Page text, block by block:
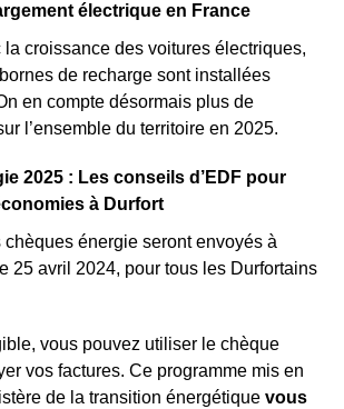
électrique en France
la croissance des voitures électriques,
de recharge sont installées
en compte désormais plus de
l’ensemble du territoire en 2025.
2025 : Les conseils d’EDF pour
à Durfort
énergie seront envoyés à
25 avril 2024, pour tous les Durfortains
vous pouvez utiliser le chèque
vos factures. Ce programme mis en
de la transition énergétique vous